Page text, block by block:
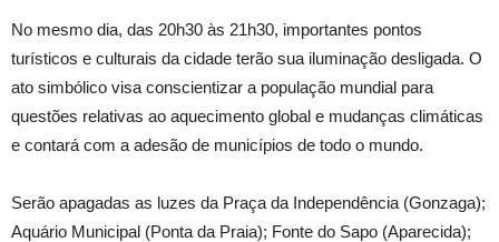
No mesmo dia, das 20h30 às 21h30, importantes pontos
turísticos e culturais da cidade terão sua iluminação desligada. O
ato simbólico visa conscientizar a população mundial para
questões relativas ao aquecimento global e mudanças climáticas
e contará com a adesão de municípios de todo o mundo.
Serão apagadas as luzes da Praça da Independência (Gonzaga);
Aquário Municipal (Ponta da Praia); Fonte do Sapo (Aparecida);